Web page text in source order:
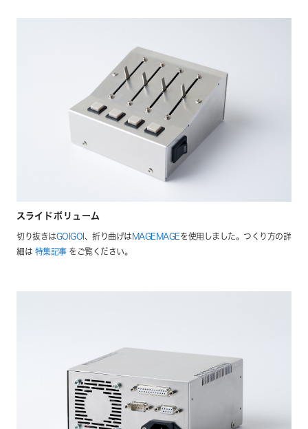
スライドボリューム
切り抜きはGOIGOI 、折り曲げはMAGEMAGEを使用しました。つくり方の詳
細は 特集記事をご覧ください。